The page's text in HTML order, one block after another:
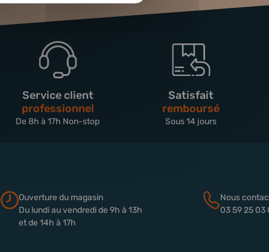
Service client
professionnel
De 8h à 17h Non-stop
Satisfait
remboursé
Sous 14 jours
Ouverture du magasin
Du lundi au vendredi de 9h à 13h
et de 14h à 17h
Nous
03 59 25 03